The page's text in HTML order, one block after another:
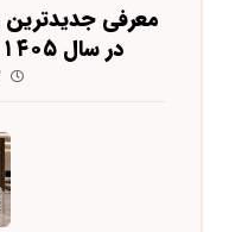
معرفی
در سال ۱۴۰۵ | راهنمای انتخاب رنگ